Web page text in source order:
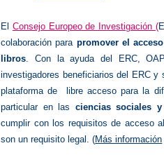
El Consejo Europeo de Investigación (
colaboración para promover el
libros. Con la ayuda del ERC,
investigadores beneficiarios del ERC
plataforma de libre acceso para la
particular en las ciencias sociales y
cumplir con los requisitos de acceso
son un requisito legal. (Más información